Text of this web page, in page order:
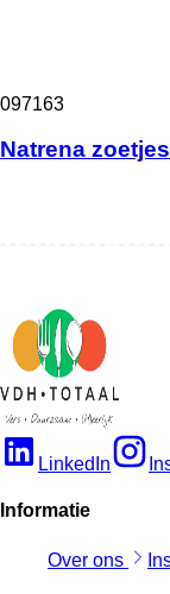
097163
Natrena
LinkedIn
Informatie
Over ons